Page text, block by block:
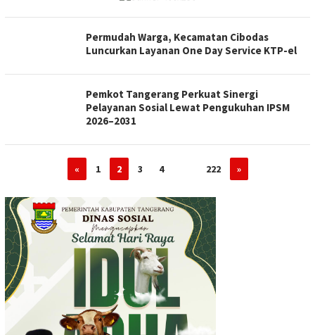
Permudah Warga, Kecamatan Cibodas
Luncurkan Layanan One Day Service KTP-el
Pemkot Tangerang Perkuat Sinergi
Pelayanan Sosial Lewat Pengukuhan IPSM
2026–2031
« 1 2 3 4 222 »